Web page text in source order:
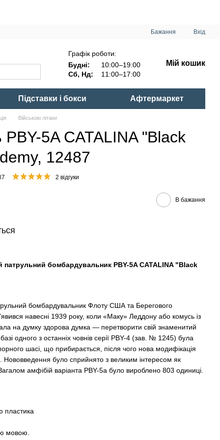
Бажання Вхід
Графік роботи:
Будні:
10:00–19:00
Сб, Нд:
11:00–17:00
Мій кошик
Підставки і бокси Афтермаркет
Військові літаки
5A CATALINA "Black
12487
2 відгуки
В бажання
патрульний бомбардувальник PBY-5A CATALINA "Black
бомбардувальник Флоту США та Берегового
навесні 1939 року, коли «Маку» Леддону або комусь із
на думку здорова думка — перетворити свій знаменитий
одного з останніх човнів серії PBY-4 (зав. № 1245) була
шасі, що прибирається, після чого нова модифікація
Нововведення було сприйнято з великим інтересом як
амфібій варіанта PBY-5a було вироблено 803 одиниці.
пластика
мовою.